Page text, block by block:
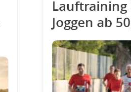
Joggen ab